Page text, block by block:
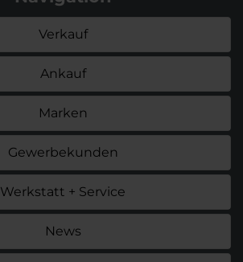
Verkauf
Ankauf
Marken
Gewerbekunden
Werkstatt + Service
News